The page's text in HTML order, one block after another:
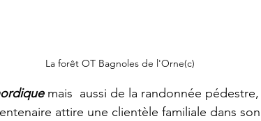
La forêt OT Bagnoles de l'Orne(c)
mais  aussi de la randonnée
attire une clientèle familiale dans